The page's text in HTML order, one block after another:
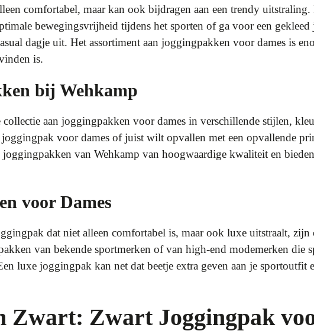
comfortabel, maar kan ook bijdragen aan een trendy
bewegingsvrijheid tijdens het sporten of ga voor een
dagje uit. Het assortiment aan joggingpakken voor dames is
is.
bij Wehkamp
aan joggingpakken voor dames in verschillende stijlen,
joggingpak voor dames of juist wilt opvallen met een opvallende
van Wehkamp van hoogwaardige kwaliteit en
voor Dames
dat niet alleen comfortabel is, maar ook luxe uitstraalt, zijn
van bekende sportmerken of van high-end modemerken die
luxe joggingpak kan net dat beetje extra geven aan je sportoutfit
Zwart: Zwart Joggingpak